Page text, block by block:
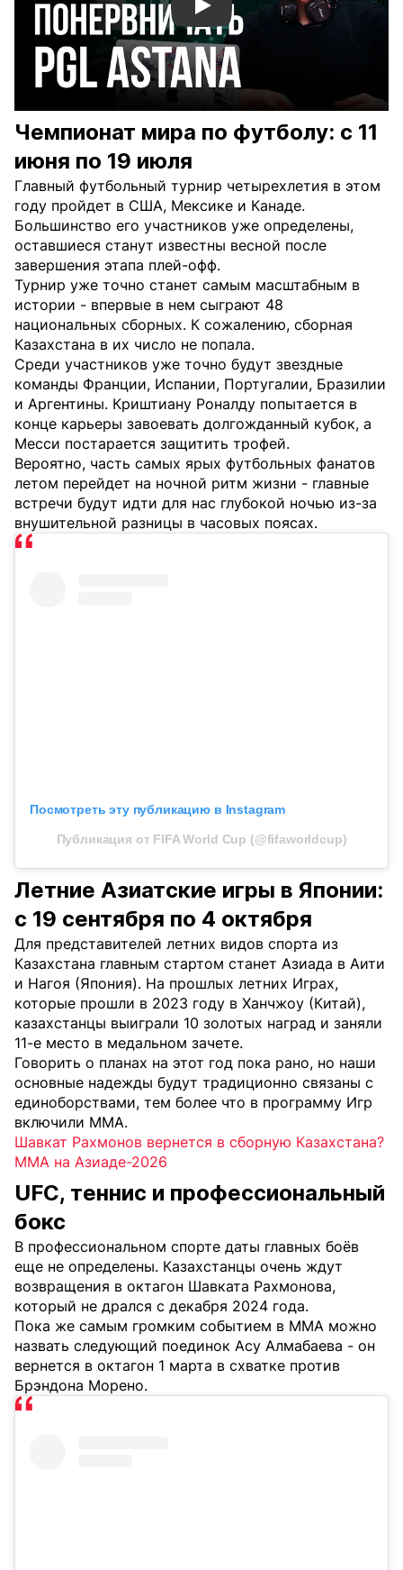
Смотреть видео YouTube
Чемпионат мира по футболу: с 11
июня по 19 июля
Главный футбольный турнир четырехлетия в этом
году пройдет в США, Мексике и Канаде.
Большинство его участников уже определены,
оставшиеся станут известны весной после
завершения этапа плей-офф.
Турнир уже точно станет самым масштабным в
истории - впервые в нем сыграют 48
национальных сборных. К сожалению, сборная
Казахстана в их число не попала.
Среди участников уже точно будут звездные
команды Франции, Испании, Португалии, Бразилии
и Аргентины. Криштиану Роналду попытается в
конце карьеры завоевать долгожданный кубок, а
Месси постарается защитить трофей.
Вероятно, часть самых ярых футбольных фанатов
летом перейдет на ночной ритм жизни - главные
встречи будут идти для нас глубокой ночью из-за
внушительной разницы в часовых поясах.
Посмотреть эту публикацию в Instagram
Публикация от FIFA World Cup (@fifaworldcup)
Летние Азиатские игры в Японии:
с 19 сентября по 4 октября
Для представителей летних видов спорта из
Казахстана главным стартом станет Азиада в Аити
и Нагоя (Япония). На прошлых летних Играх,
которые прошли в 2023 году в Ханчжоу (Китай),
казахстанцы выиграли 10 золотых наград и заняли
11-е место в медальном зачете.
Говорить о планах на этот год пока рано, но наши
основные надежды будут традиционно связаны с
единоборствами, тем более что в программу Игр
включили MMA.
Шавкат Рахмонов вернется в сборную Казахстана?
MMA на Азиаде-2026
UFC, теннис и профессиональный
бокс
В профессиональном спорте даты главных боёв
еще не определены. Казахстанцы очень ждут
возвращения в октагон Шавката Рахмонова,
который не дрался с декабря 2024 года.
Пока же самым громким событием в MMA можно
назвать следующий поединок Асу Алмабаева - он
вернется в октагон 1 марта в схватке против
Брэндона Морено.